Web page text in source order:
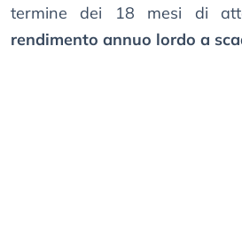
termine dei 18 mesi di
rendimento annuo lordo a